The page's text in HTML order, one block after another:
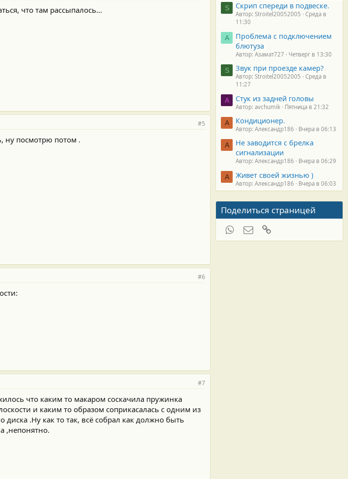
что там рассыпалось...
#5
ну посмотрю потом .
#6
#7
что каким то макаром соскачила пружинка
и каким то образом соприкасалась с одним из
.Ну как то так, всё собрал как должно быть
,непонятно.
S Скрип спереди в подвеске.
Автор: Stroitel20052005
Среда в
11:30
А
Проблема с подключением
блютуза
Автор: Азамат727 Четверг в 13:30
S Звук при проезде камер?
Автор: Stroitel20052005
Среда в
11:27
A Стук из задней головы
Автор: avchumik Пятница в 21:32
А Кондиционер.
Автор: Александр186 Вчера в 06:13
А
Не заводится с брелка
сигнализации
Автор: Александр186 Вчера в 06:29
А Живет своей жизнью )
Автор: Александр186 Вчера в 06:03
Поделиться страницей
WhatsAppЭлектронная почта